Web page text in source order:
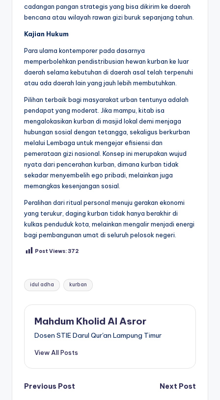
cadangan pangan strategis yang bisa dikirim ke daerah
bencana atau wilayah rawan gizi buruk sepanjang tahun.
Kajian Hukum
Para ulama kontemporer pada dasarnya
memperbolehkan pendistribusian hewan kurban ke luar
daerah selama kebutuhan di daerah asal telah terpenuhi
atau ada daerah lain yang jauh lebih membutuhkan.
Pilihan terbaik bagi masyarakat urban tentunya adalah
pendapat yang moderat. Jika mampu, kitab isa
mengalokasikan kurban di masjid lokal demi menjaga
hubungan sosial dengan tetangga, sekaligus berkurban
melalui Lembaga untuk mengejar efisiensi dan
pemerataan gizi nasional. Konsep ini merupakan wujud
nyata dari pencerahan kurban, dimana kurban tidak
sekadar menyembelih ego pribadi, melainkan juga
memangkas kesenjangan sosial.
Peralihan dari ritual personal menuju gerakan ekonomi
yang terukur, daging kurban tidak hanya berakhir di
kulkas penduduk kota, melainkan mengalir menjadi energi
bagi pembangunan umat di seluruh pelosok negeri.
Post Views:372
Tags:
idul adha kurban
Mahdum Kholid Al Asror
Dosen STIE Darul Qur'an Lampung Timur
View All Posts
Post
Previous Post
Next Post